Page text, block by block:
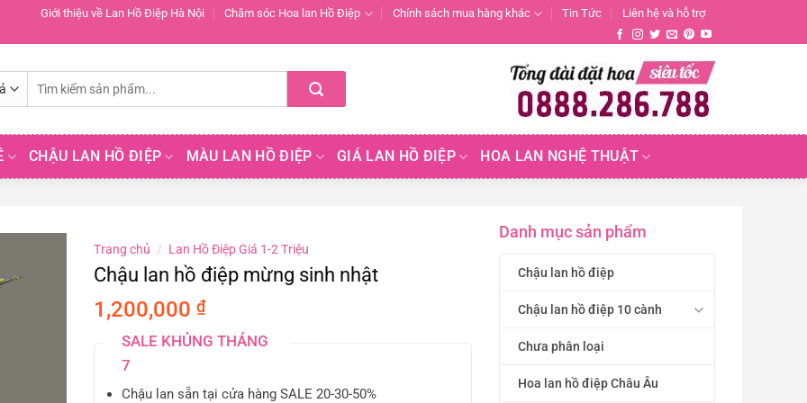
Giới thiệu về Lan Hồ Điệp Hà Nội Chăm sóc Hoa lan Hồ Điệp Chính sách mua hàng khác Tin Tức Liên hệ và hỗ trợ
kiếm:
CHẬU LAN HỒ ĐIỆP MÀU LAN HỒ ĐIỆP GIÁ LAN HỒ ĐIỆP HOA LAN NGHỆ THUẬT
Danh mục sản phẩm
Chậu lan hồ điệp
Chậu lan hồ điệp 10 cành
Chưa phân loại
Hoa lan hồ điệp Châu Âu
Trang chủ / Lan Hồ Điệp Giá 1-2 Triệu
Chậu lan hồ điệp mừng sinh nhật
1,200,000 ₫
SALE KHỦNG THÁNG
7
Chậu lan sẵn tại cửa hàng SALE 20-30-50%